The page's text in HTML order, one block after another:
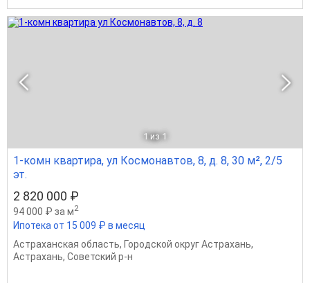
1 из 1
1-комн квартира, ул Космонавтов, 8, д. 8, 30 м², 2/5
эт.
2 820 000 ₽
94 000 ₽ за м2
Ипотека от 15 009 ₽ в месяц
Астраханская область, Городской округ Астрахань,
Астрахань, Советский р-н